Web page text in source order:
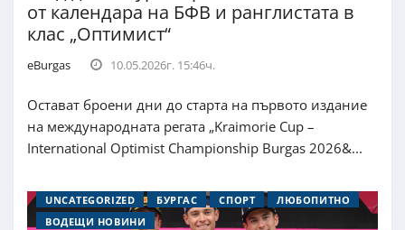
от календара на БФВ и ранглистата в
клас „Оптимист“
eBurgas 10.05.2026г. 15:46ч.
Остават броени дни до старта на първото издание
на международната регата „Kraimorie Cup –
International Optimist Championship Burgas 2026&...
UNCATEGORIZED БУРГАС СПОРТ
ЛЮБОПИТНО
ВОДЕЩИ НОВИНИ